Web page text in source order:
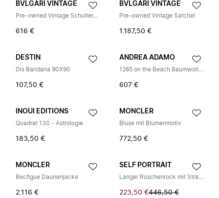
BVLGARI VINTAGE
Pre-owned Vintage Schultertasche
616 €
BVLGARI VINTAGE
Pre-owned Vintage Satchel
1.187,50 €
DESTIN
Dis Bandana 90X90
107,50 €
ANDREA ADAMO
1265 on the Beach Baumwoll-Minikleid
607 €
INOUI EDITIONS
Quadrat 130 - Astrologie
183,50 €
MONCLER
Bluse mit Blumenmotiv
772,50 €
MONCLER
Becfigue Daunenjacke
2.116 €
SELF PORTRAIT
Langer Rüschenrock mit Strasssteinen
223,50 €446,50 €